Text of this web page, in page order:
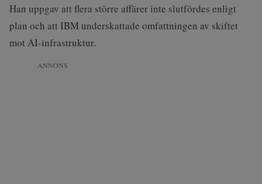
Han uppgav att flera större affärer inte slutfördes enligt
plan och att IBM underskattade omfattningen av skiftet
mot AI-infrastruktur.
ANNONS